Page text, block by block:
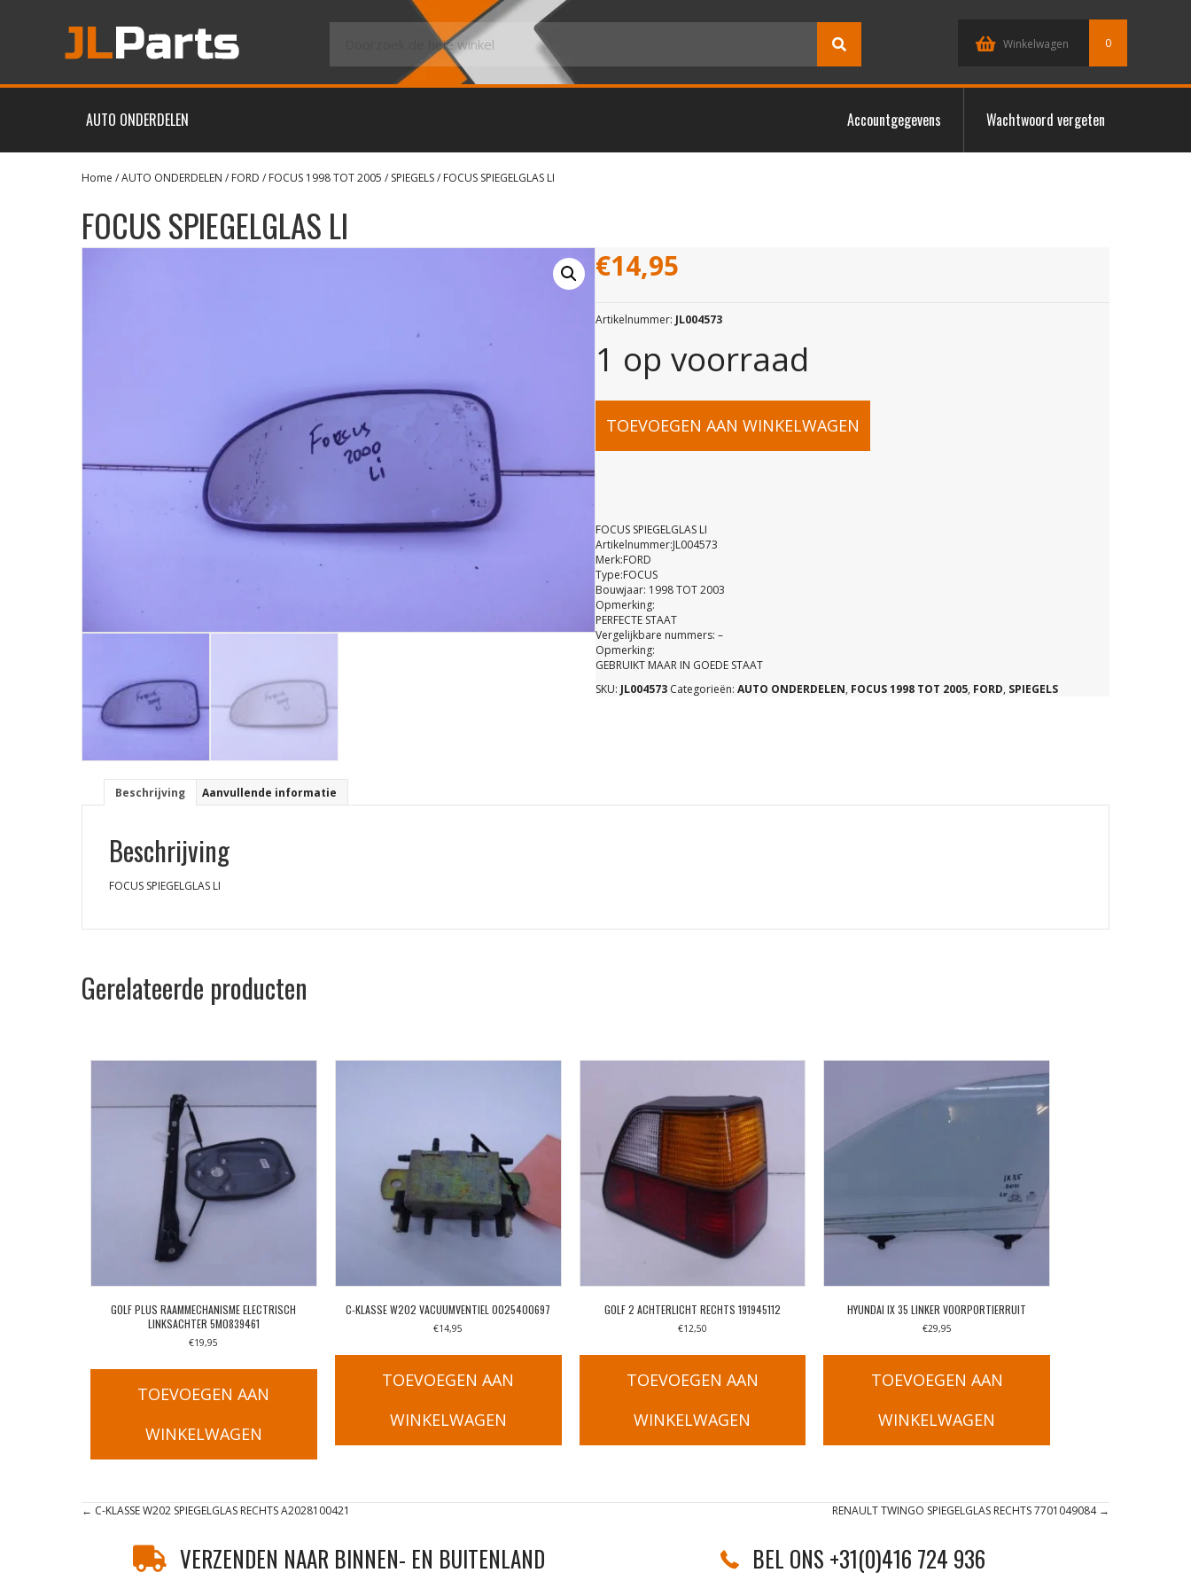
Winkelwagen 0
AUTO ONDERDELEN Accountgegevens Wachtwoord vergeten
Home /AUTO ONDERDELEN / FORD / FOCUS 1998 TOT 2005 / SPIEGELS/ FOCUS SPIEGELGLAS LI
FOCUS SPIEGELGLAS LI
€14,95
Artikelnummer: JL004573
1 op voorraad
FOCUS
LI
aantal
TOEVOEGEN AAN WINKELWAGEN
FOCUS SPIEGELGLAS LI
Artikelnummer:JL004573
Merk:FORD
Type:FOCUS
Bouwjaar: 1998 TOT 2003
Opmerking:
PERFECTE STAAT
Vergelijkbare nummers: –
Opmerking:
GEBRUIKT MAAR IN GOEDE STAAT
SKU: JL004573 Categorieën: AUTO ONDERDELEN, FOCUS 1998 TOT 2005, FORD, SPIEGELS
Beschrijving Aanvullende informatie
Beschrijving
FOCUS SPIEGELGLAS LI
Gerelateerde producten
GOLF PLUS RAAMMECHANISME ELECTRISCH
LINKSACHTER 5M0839461
€19,95
TOEVOEGEN AAN
WINKELWAGEN
C-KLASSE W202 VACUUMVENTIEL 0025400697
€14,95
TOEVOEGEN AAN
WINKELWAGEN
GOLF 2 ACHTERLICHT RECHTS 191945112
€12,50
TOEVOEGEN AAN
WINKELWAGEN
HYUNDAI IX 35 LINKER VOORPORTIERRUIT
€29,95
TOEVOEGEN AAN
WINKELWAGEN
Posts
navigation
← C-KLASSE W202 SPIEGELGLAS RECHTS A2028100421 RENAULT TWINGO SPIEGELGLAS RECHTS 7701049084 →
VERZENDEN NAAR BINNEN- EN BUITENLAND BEL ONS +31(0)416 724 936